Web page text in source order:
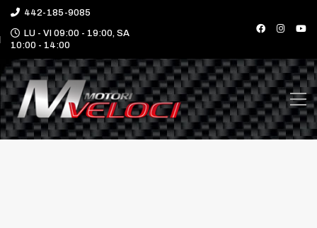
442-185-9085
LU - VI 09:00 - 19:00, SA
10:00 - 14:00